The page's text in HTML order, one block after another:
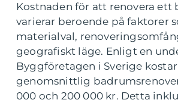
Kostnaden för att renovera ett
varierar beroende på faktorer
materialval,
geografiskt läge. Enligt en
Byggföretagen i Sverige kostar
genomsnittlig
000 och 200 000 kr. Detta